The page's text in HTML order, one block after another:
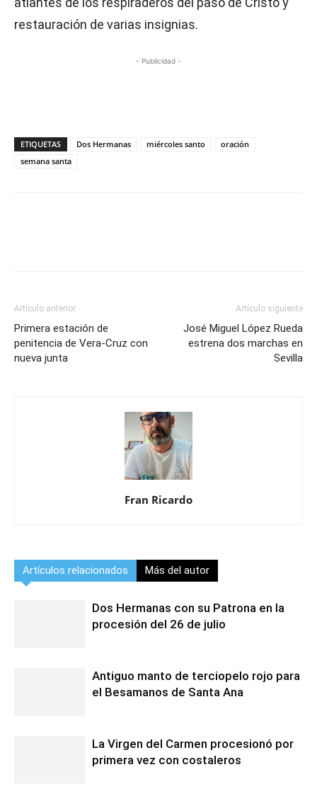
restauración de varias insignias.
- Publicidad -
ETIQUETAS Dos Hermanas miércoles santo
oración
semana santa
Artículo anterior
Primera estación de
penitencia de Vera-Cruz con
nueva junta
Artículo siguiente
José Miguel López Rueda
estrena dos marchas en
Sevilla
Fran Ricardo
Artículos relacionados Más del autor
Dos Hermanas con su Patrona en la
procesión del 26 de julio
Antiguo manto de terciopelo rojo para
el Besamanos de Santa Ana
La Virgen del Carmen procesionó por
primera vez con costaleros